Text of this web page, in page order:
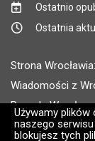
Używamy plików
naszego
blokujesz tych
Ostatnio
Ostatnia
Strona
Wiadomości z
Pogoda Wrocław
Rozkłady jazdy